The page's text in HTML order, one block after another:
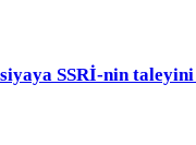
SSRİ-nin taleyini